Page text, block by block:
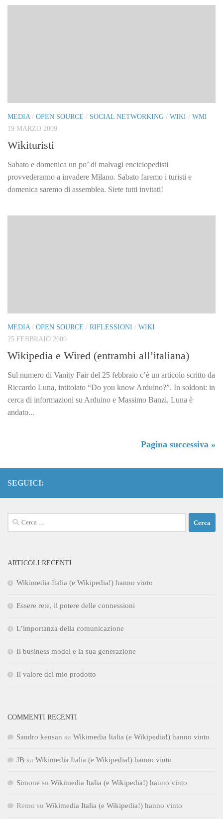
MEDIA / OPEN SOURCE / SOCIAL NETWORKING / WIKI / WMI
19 MARZO 2009
Wikituristi
Sabato e domenica un po’ di malvagi enciclopedisti
provvederanno a invadere Milano. Sabato faremo i turisti e
domenica saremo di assemblea. Siete tutti invitati!
MEDIA/ OPEN SOURCE / RIFLESSIONI / WIKI
25 FEBBRAIO 2009
Wikipedia e Wired (entrambi all’italiana)
Sul numero di Vanity Fair del 25 febbraio c’è un articolo scritto da
Riccardo Luna, intitolato “Do you know Arduino?”. In soldoni: in
cerca di informazioni su Arduino e Massimo Banzi, Luna è
andato...
Pagina successiva »
SEGUICI:
Ricerca
per:
ARTICOLI RECENTI
Wikimedia Italia (e Wikipedia!) hanno vinto
Essere rete, il potere delle connessioni
L’importanza della comunicazione
Il business model e la sua generazione
Il valore del mio prodotto
COMMENTI RECENTI
Sandro kensan su Wikimedia Italia (e Wikipedia!) hanno vinto
JB su Wikimedia Italia (e Wikipedia!) hanno vinto
Simone su Wikimedia Italia (e Wikipedia!) hanno vinto
Remo su Wikimedia Italia (e Wikipedia!) hanno vinto